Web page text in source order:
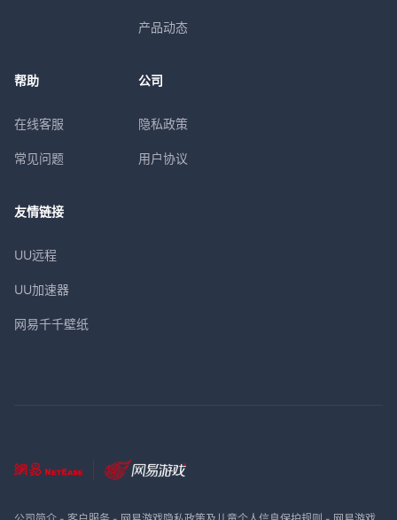
产品动态
帮助
在线客服
常见问题
公司
隐私政策
用户协议
友情链接
UU远程
UU加速器
网易千千壁纸